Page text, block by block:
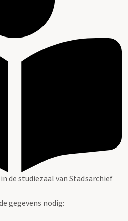
de studiezaal van Stadsarchief
gegevens nodig: